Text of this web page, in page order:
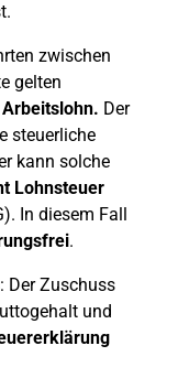
zwischen
gelten
Der
steuerliche
kann solche
Lohnsteuer
In diesem Fall
.
Der Zuschuss
und